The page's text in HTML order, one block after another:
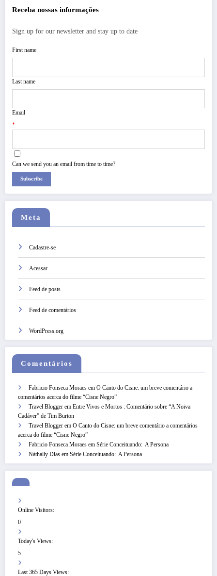
Receba nossas informações
Sign up for our newsletter and stay up to date
First name
Last name
Email
*
Can we send you an email from time to time?
Subscribe
Meta
Cadastre-se
Acessar
Feed de posts
Feed de comentários
WordPress.org
Comentários
Fabricio Fonseca Moraes em O Canto do Cisne: um breve comentário a
comentários acerca do filme “Cisne Negro”
Travel Blogger em Entre Vivos e Mortos : Comentário sobre “A Noiva
Cadáver” de Tim Burton
Travel Blogger em O Canto do Cisne: um breve comentário a comentários
acerca do filme “Cisne Negro”
Fabricio Fonseca Moraes em Série Conceituando: A Persona
Náthally Dias em Série Conceituando: A Persona
Online Visitors:
0
Today's Views:
5
Last 365 Days Views: